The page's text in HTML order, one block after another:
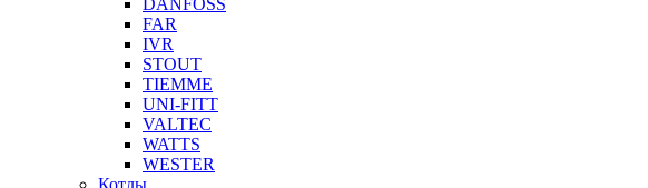
DANFOSS
FAR
IVR
STOUT
TIEMME
UNI-FITT
VALTEC
WATTS
WESTER
Котлы